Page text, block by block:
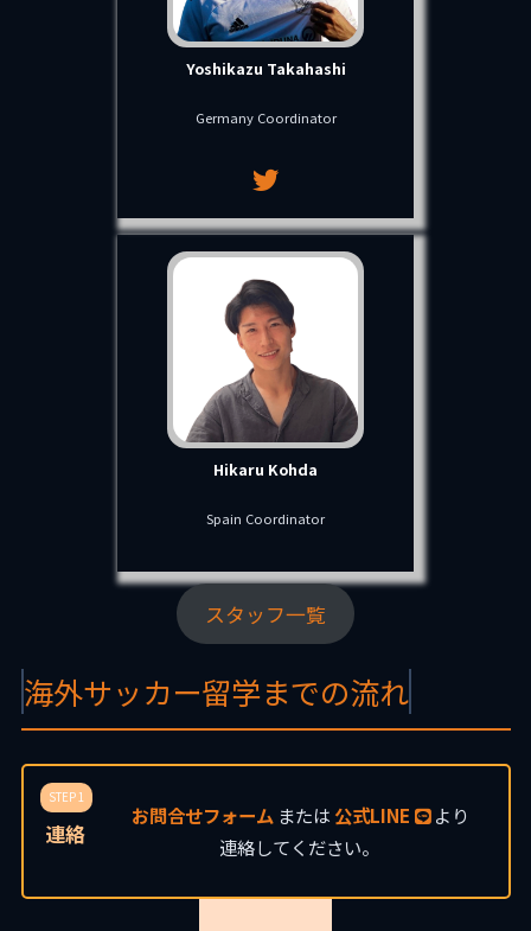
Yoshikazu Takahashi
Germany Coordinator
Hikaru Kohda
Spain Coordinator
スタッフ一覧
海外サッカー留学までの流れ
STEP 1
連絡
お問合せフォーム または 公式LINE
より
連絡してください。